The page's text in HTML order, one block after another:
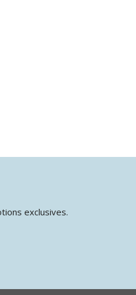
exclusives.